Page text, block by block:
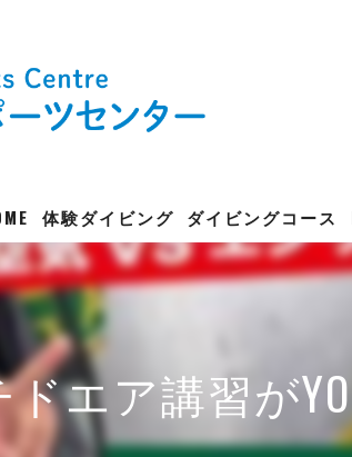
体験ダイビング ダイビングコース
ダイビングライセン
稲取の海の状況
エア講習が